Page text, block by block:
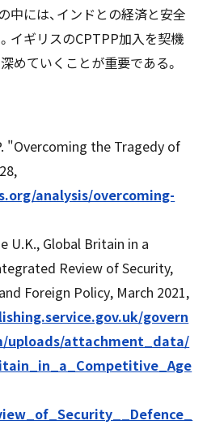
中には、インドとの経済と安全
イギリスのCPTPP加入を契機
めていくことが重要である。
"Overcoming the Tragedy of
analysis/overcoming-
U.K., Global Britain in a
Review of Security,
Foreign Policy, March 2021,
govern
uploads/attachment_data/